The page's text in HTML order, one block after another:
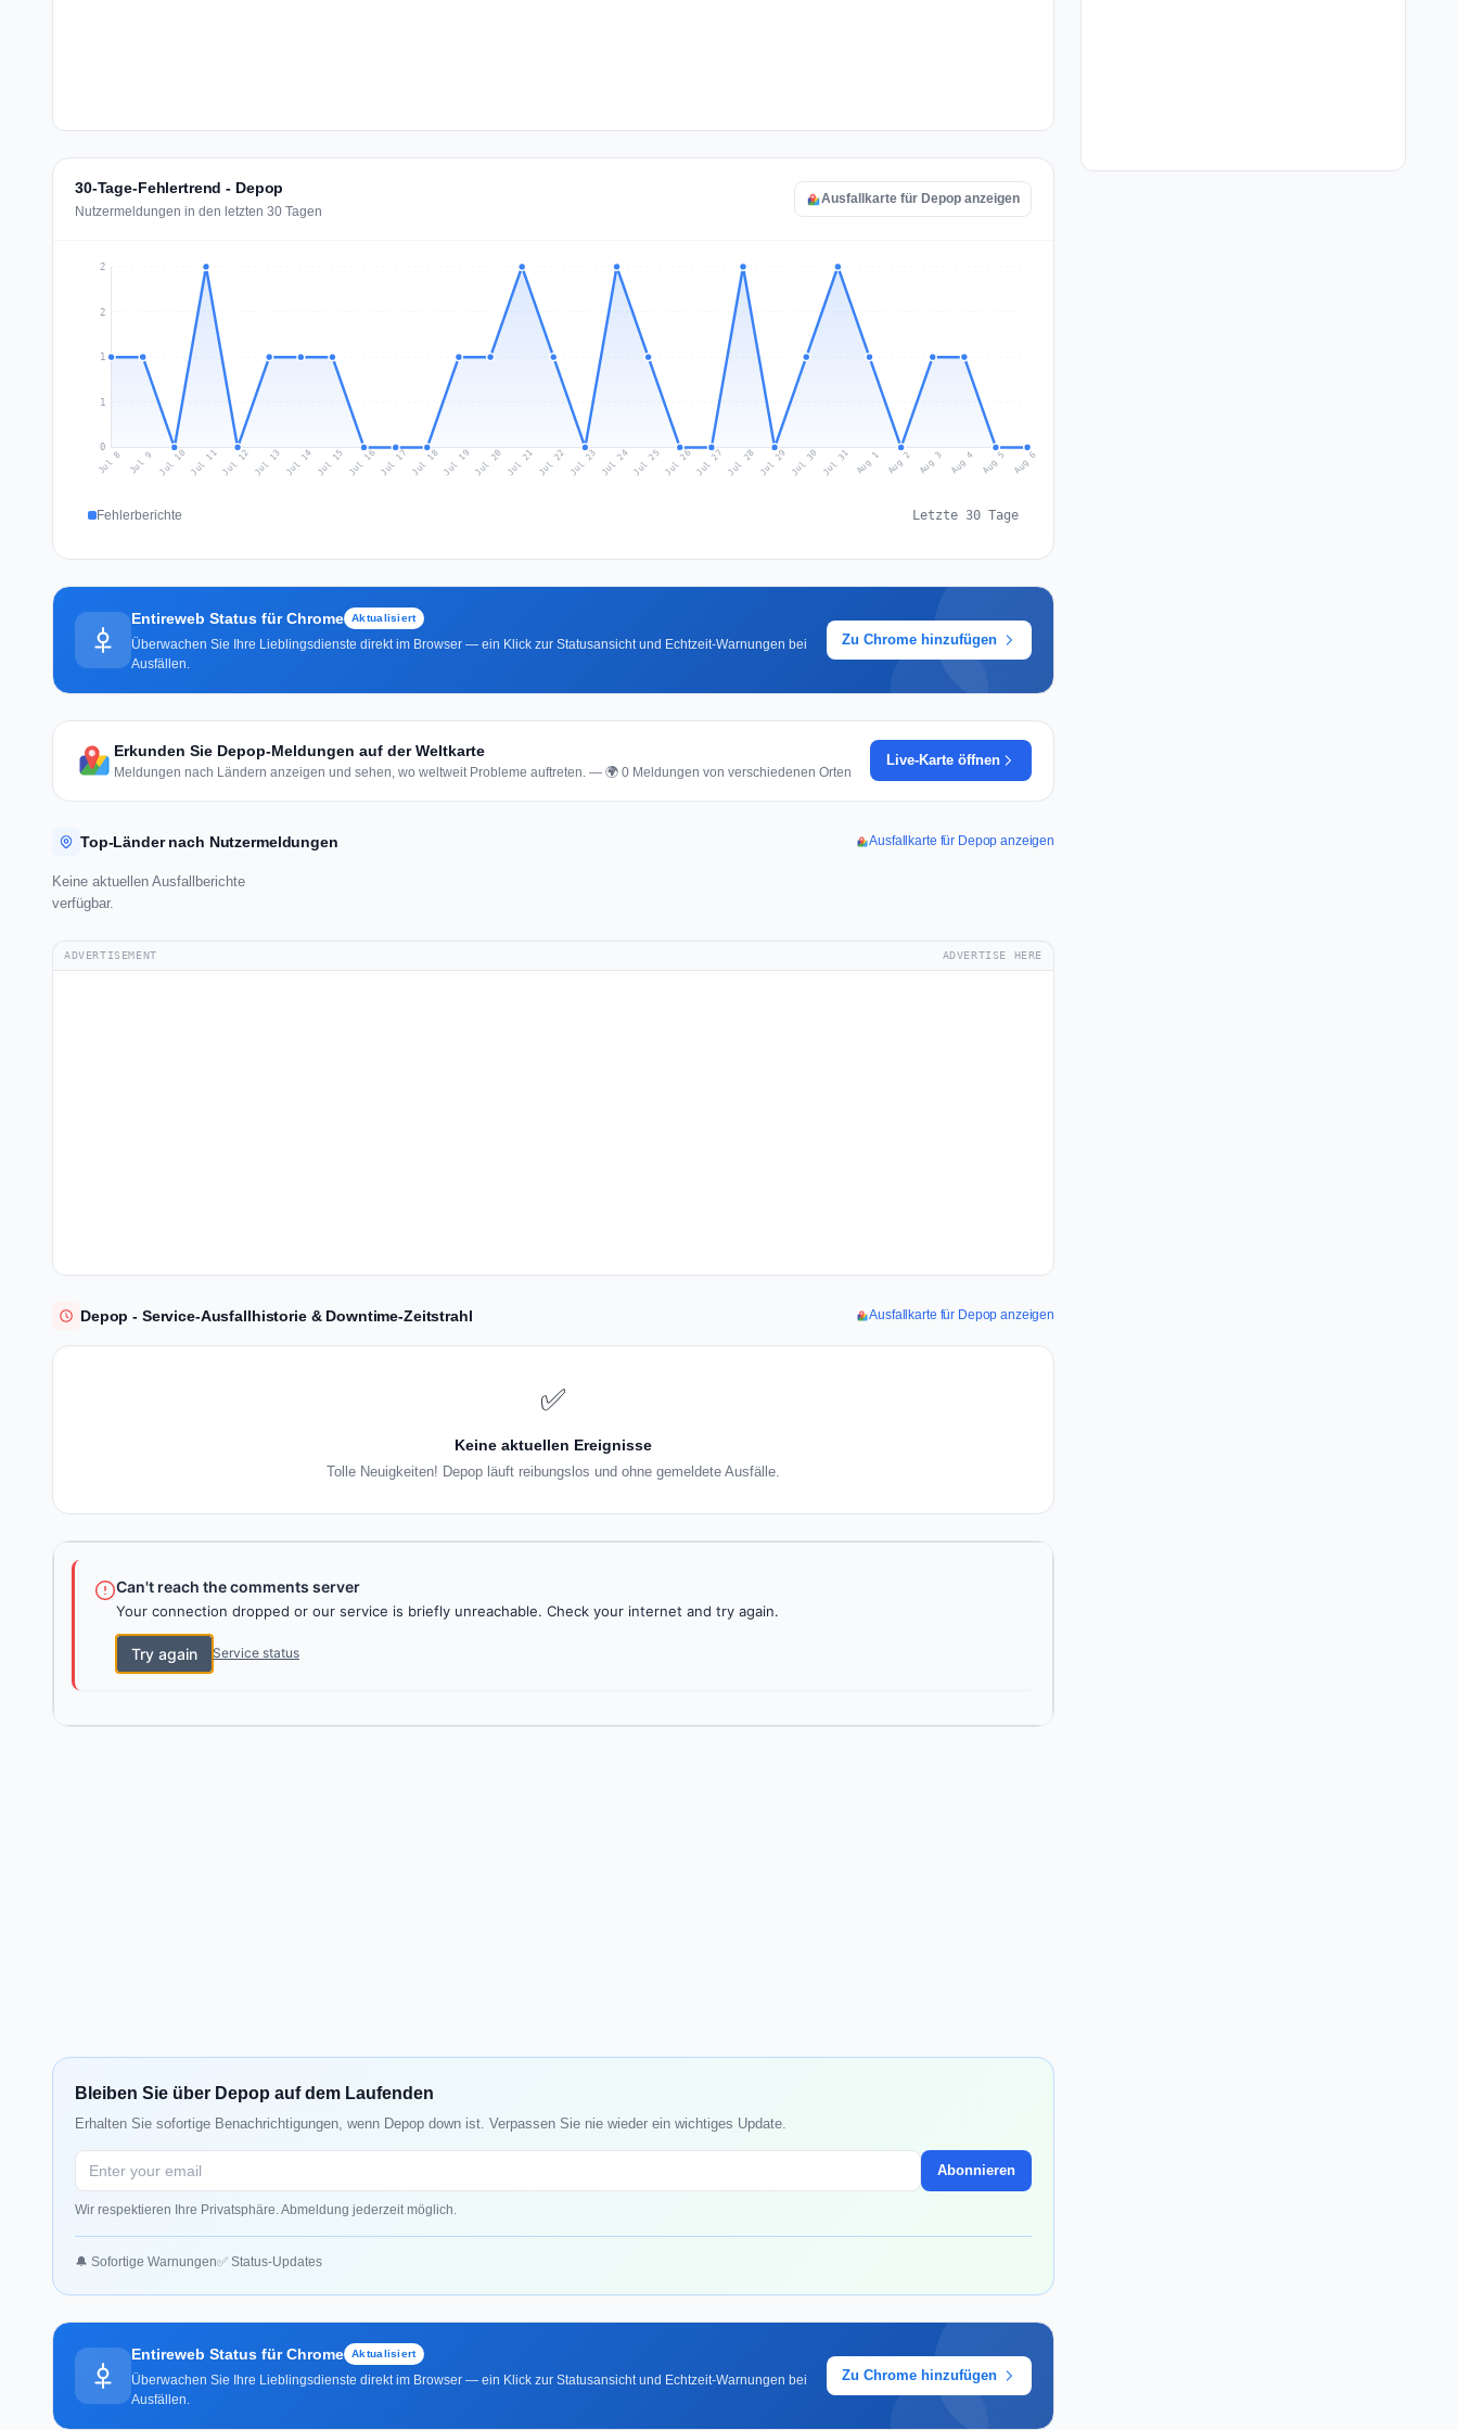
30-Tage-Fehlertrend - Depop
Nutzermeldungen in den letzten 30 Tagen
Ausfallkarte für Depop anzeigen
0
1
1
2
2
Jul 8 Jul 9 Jul 10 Jul 11Jul 12 Jul 13 Jul 14 Jul 15 Jul 16Jul 17 Jul 18Jul 19 Jul 20 Jul 21 Jul 22 Jul 23 Jul 24Jul 25 Jul 26Jul 27 Jul 28 Jul 29 Jul 30 Jul 31 Aug 1 Aug 2 Aug 3 Aug 4 Aug 5 Aug 6
Fehlerberichte Letzte 30 Tage
Entireweb Status für Chrome Aktualisiert
Überwachen Sie Ihre Lieblingsdienste direkt im Browser — ein Klick zur Statusansicht und Echtzeit-Warnungen bei
Ausfällen.
Zu Chrome hinzufügen
Erkunden Sie Depop-Meldungen auf der Weltkarte
Meldungen nach Ländern anzeigen und sehen, wo weltweit Probleme auftreten. — 🌍 0 Meldungen von verschiedenen Orten
Live-Karte öffnen
Top-Länder nach Nutzermeldungen Ausfallkarte für Depop anzeigen
Keine aktuellen Ausfallberichte
verfügbar.
ADVERTISEMENT ADVERTISE HERE
Depop - Service-Ausfallhistorie & Downtime-Zeitstrahl Ausfallkarte für Depop anzeigen
✅
Keine aktuellen Ereignisse
Tolle Neuigkeiten! Depop läuft reibungslos und ohne gemeldete Ausfälle.
Can't reach the comments server
Your connection dropped or our service is briefly unreachable. Check your internet and try again.
Try again Service status
Bleiben Sie über Depop auf dem Laufenden
Erhalten Sie sofortige Benachrichtigungen, wenn Depop down ist. Verpassen Sie nie wieder ein wichtiges Update.
Abonnieren
Wir respektieren Ihre Privatsphäre. Abmeldung jederzeit möglich.
🔔 Sofortige Warnungen✅ Status-Updates
Entireweb Status für Chrome Aktualisiert
Überwachen Sie Ihre Lieblingsdienste direkt im Browser — ein Klick zur Statusansicht und Echtzeit-Warnungen bei
Ausfällen.
Zu Chrome hinzufügen